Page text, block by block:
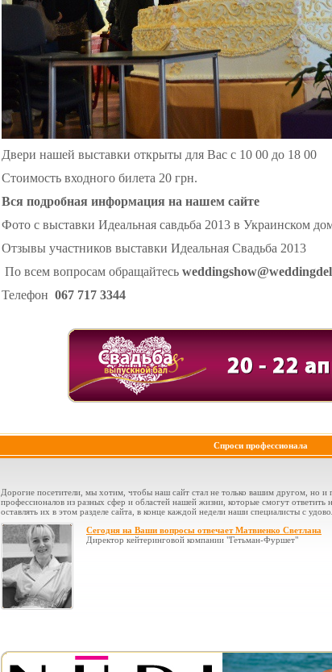
Двери нашей выставки открыты для Вас с 10 00 до 18 00
Стоимость входного билета 20 грн.
Вся подробная информация на нашем сайте
Фото с выставки Идеальная савдьба 2013 в Украинском
Отзывы участников выставки Идеальная Свадьба 2013
По всем вопросам обращайтесь
Телефон 067 717 3344
Спроси профессионала
Дорогие посетители, мы хотим, чтобы наш сайт стал не только вашим другом, но
профессионалов из разных сфер и областей нашей жизни, которые смогут
оставлять их в этом разделе сайта, в конце каждой недели наши специалисты с
Сегодня на Ваши вопросы отвечает Матвиенко Светлана
Директор кейтеринговой компании "Гетьман-Фуршет"